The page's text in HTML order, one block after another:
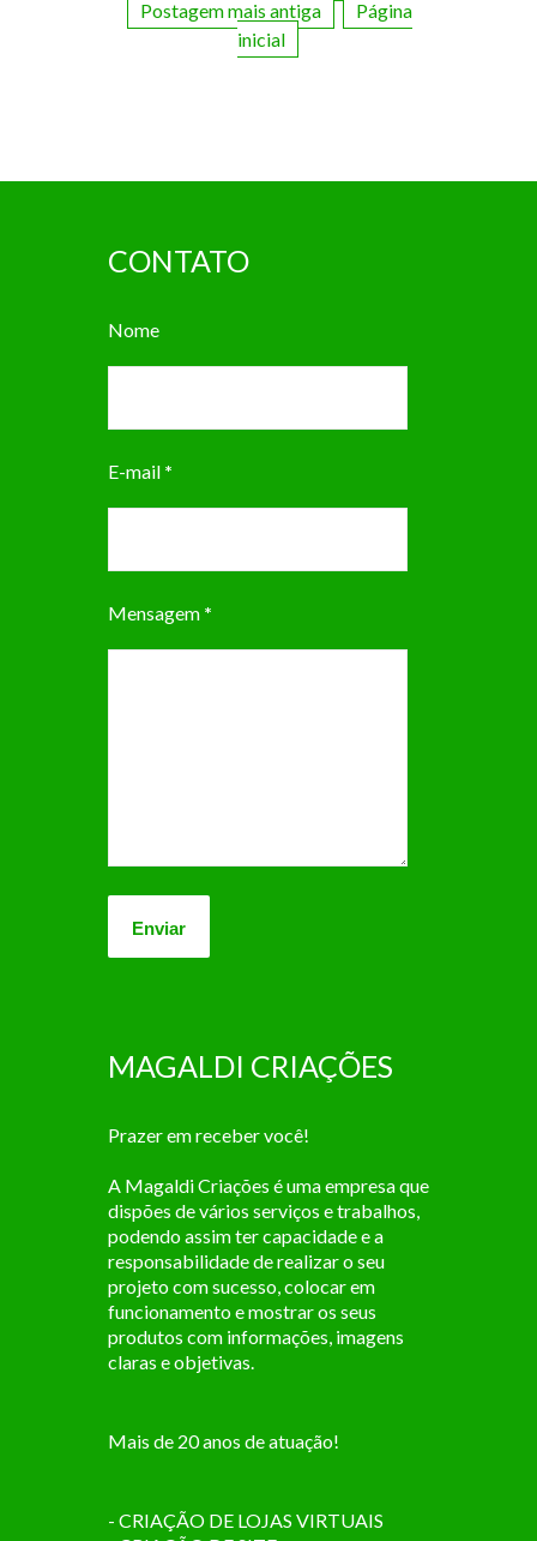
Postagem mais antiga
Página
inicial
CONTATO
Nome
E-mail *
Mensagem *
MAGALDI CRIAÇÕES
Prazer em receber você!
A Magaldi Criações é uma empresa que
dispões de vários serviços e trabalhos,
podendo assim ter capacidade e a
responsabilidade de realizar o seu
projeto com sucesso, colocar em
funcionamento e mostrar os seus
produtos com informações, imagens
claras e objetivas.
Mais de 20 anos de atuação!
- CRIAÇÃO DE LOJAS VIRTUAIS